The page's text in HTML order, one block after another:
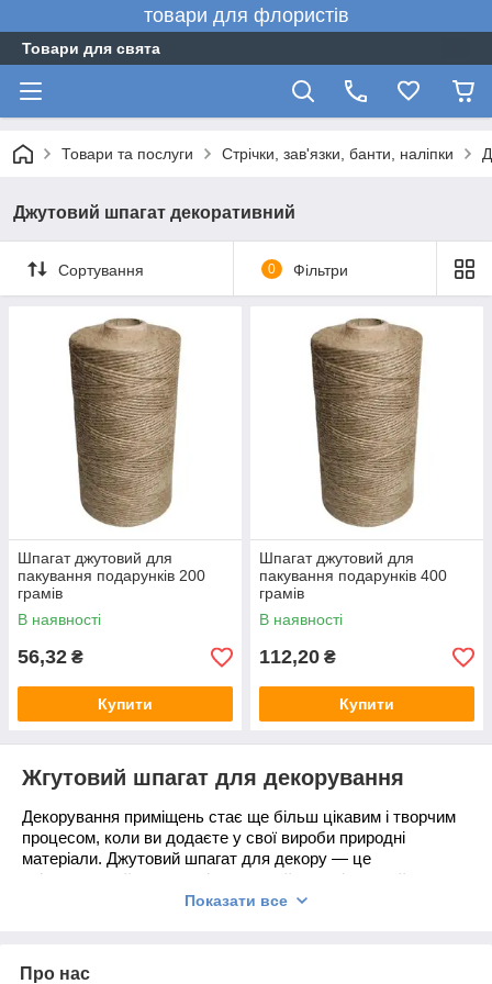
товари для флористів
Товари для свята
Товари та послуги Стрічки, зав'язки, банти, наліпки
Джутовий шпагат декоративний
Сортування 0 Фільтри
Шпагат джутовий для
пакування подарунків 200
грамів
В наявності
56,32 ₴
Купити
Шпагат джутовий для
пакування подарунків 400
грамів
В наявності
112,20 ₴
Купити
Жгутовий шпагат для декорування
Декорування приміщень стає ще більш цікавим і творчим
процесом, коли ви додаєте у свої вироби природні
матеріали. Джутовий шпагат для декору — це
універсальний та екологічно чистий матеріал, який може
підкреслити ваш смак і стиль, додаючи нотки природної
рукоділля. Якщо ви шукаєте стильні та екологічні рішення
Показати все
Про нас